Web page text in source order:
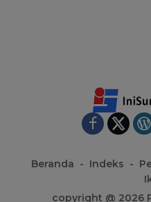
Beranda Indeks
copyright @ 2026